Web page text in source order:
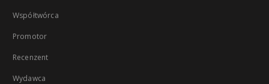
Współtwórca
Promotor
Recenzent
Wydawca